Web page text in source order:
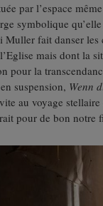
par l’espace
symbolique
Muller fait danser
mais dont la
pour la
suspension, Wenn
au voyage
pour de bon notre